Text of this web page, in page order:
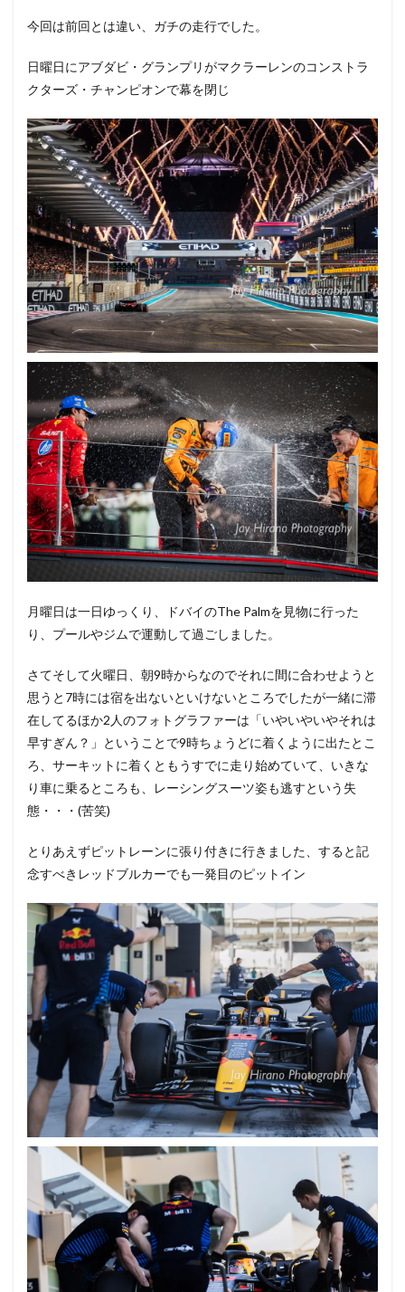
今回は前回とは違い、ガチの走行でした。
日曜日にアブダビ・グランプリがマクラーレンのコンストラ
クターズ・チャンピオンで幕を閉じ
月曜日は一日ゆっくり、ドバイのThe Palmを見物に行った
り、プールやジムで運動して過ごしました。
さてそして火曜日、朝9時からなのでそれに間に合わせようと
思うと7時には宿を出ないといけないところでしたが一緒に滞
在してるほか2人のフォトグラファーは「いやいやいやそれは
早すぎん？」ということで9時ちょうどに着くように出たとこ
ろ、サーキットに着くともうすでに走り始めていて、いきな
り車に乗るところも、レーシングスーツ姿も逃すという失
態・・・(苦笑)
とりあえずピットレーンに張り付きに行きました、すると記
念すべきレッドブルカーでも一発目のピットイン